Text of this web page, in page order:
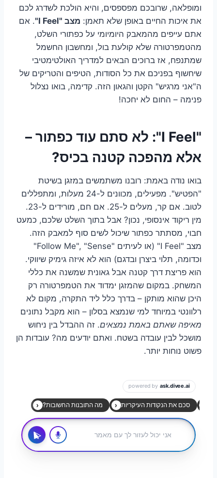
ומופלאה, שרובכם מפספסים, והיא הולכת לשדרג לכם
את איכות החיים באופן שלא תאמן: מצב "I Feel"
. אם
אתם עייפים מהמאבק היומיומי על כפתורי השלט,
מהטמפרטורה שלא קולעת בול, ומחשבון החשמל
שמתנפח, אז ברוכים הבאים למדריך האולטימטיבי
שיחשוף בפניכם את כל הסודות, הטיפים והטריקים של
ה"אני מרגיש" הקטן והגאון הזה. קדימה, בואו נצלול
פנימה – החום לא יחכה!
"I Feel": לא סתם עוד כפתור –
אלא מהפכה קטנה בכיס?
בואו נודה באמת: רובנו משתמשים במזגן בשיטת
"הפטיש". מפעילים, מכוונים ל-24 מעלות, ומתפללים
לטוב. אם קר, מעלים ל-25. אם חם, מורידים ל-23.
מין ריקוד אינסופי, נכון? אבל בתוך השלט שלכם, כמעט
חבוי, מסתתר כפתור שיכול לשים סוף למאבק הזה.
מצב "I Feel" (או לעיתים "Follow Me", "Sense"
וכדומה, תלוי ביצרן ובדגם) הוא לא איזה גימיק שיווקי.
הוא פריצת דרך קטנה אבל גאונית שמשנה את כללי
המשחק. במקום שהמזגן ימדוד את הטמפרטורה רק
היכן שהוא מותקן – בדרך כלל ליד התקרה, מקום לא
רלוונטי במיוחד למי שנמצא בסלון – הוא מקבל נתונים
מאיפה שאתם באמת נמצאים. זה ההבדל בין ניחוש
מושכל לבין עובדה בשטח. ואתם יודעים מה? עובדות הן
פשוט נוחות יותר.